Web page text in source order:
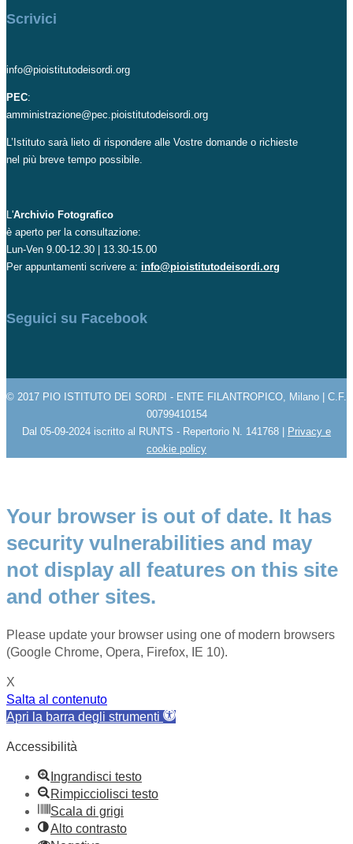
Scrivici
info@pioistitutodeisordi.org
PEC:
amministrazione@pec.pioistitutodeisordi.org
L’Istituto sarà lieto di rispondere alle Vostre domande o richieste
nel più breve tempo possibile.
L'Archivio Fotografico
è aperto per la consultazione:
Lun-Ven 9.00-12.30 | 13.30-15.00
Per appuntamenti scrivere a: info@pioistitutodeisordi.org
Seguici su Facebook
© 2017 PIO ISTITUTO DEI SORDI - ENTE FILANTROPICO, Milano | C.F.
00799410154
Dal 05-09-2024 iscritto al RUNTS - Repertorio N. 141768 |
Privacy e
cookie policy
Your browser is out of date. It has
security vulnerabilities and may
not display all features on this site
and other sites.
Please update your browser using one of modern browsers
(Google Chrome, Opera, Firefox, IE 10).
X
Salta al contenuto
Apri la barra degli strumenti
Accessibilità
Ingrandisci testo
Rimpicciolisci testo
Scala di grigi
Alto contrasto